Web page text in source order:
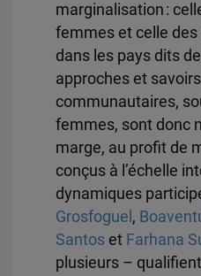
marginalisation :
femmes et celle
dans les pays dits
approches et
communautaires,
femmes, sont donc
marge, au profit de
conçus à l’échelle
dynamiques
Grosfoguel ,
Santoset Farhana
plusieurs –